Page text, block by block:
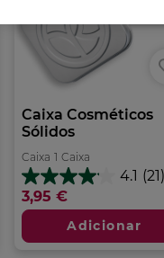
• 1 Champô Sólido
• 1 Champô
Fundação Yves
Formato: Sabonete
Caixa Cosméticos
Sólidos
Caixa 1 Caixa
4.1 (21)
4.1
em
5
estrelas.
21
3,95 €
Adicionar